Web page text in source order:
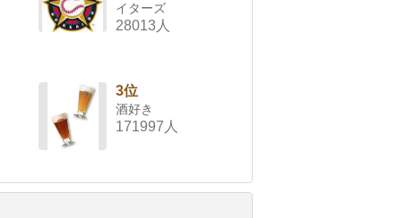
イターズ
28013人
3位
酒好き
171997人